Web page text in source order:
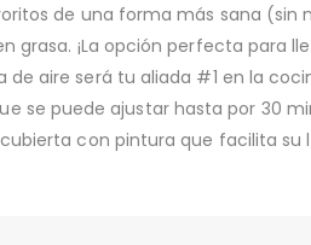
de una forma más sana (sin
¡La opción perfecta para
aire será tu aliada #1 en la
se puede ajustar hasta por 30
con pintura que facilita su